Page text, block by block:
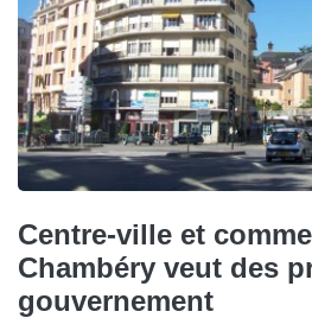
Centre-ville et
Chambéry veut des
gouvernement